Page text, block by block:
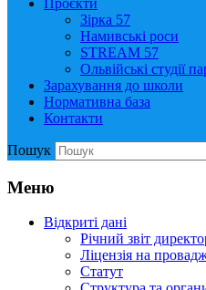
Зірка 57
Намивські роси
STREAM 57
Ольвійські студії
Зарахування до школи
Нормативна база
Контакти
Пошук
Меню
Відкриті дані
Річний звіт
Ліцензія на
Статут